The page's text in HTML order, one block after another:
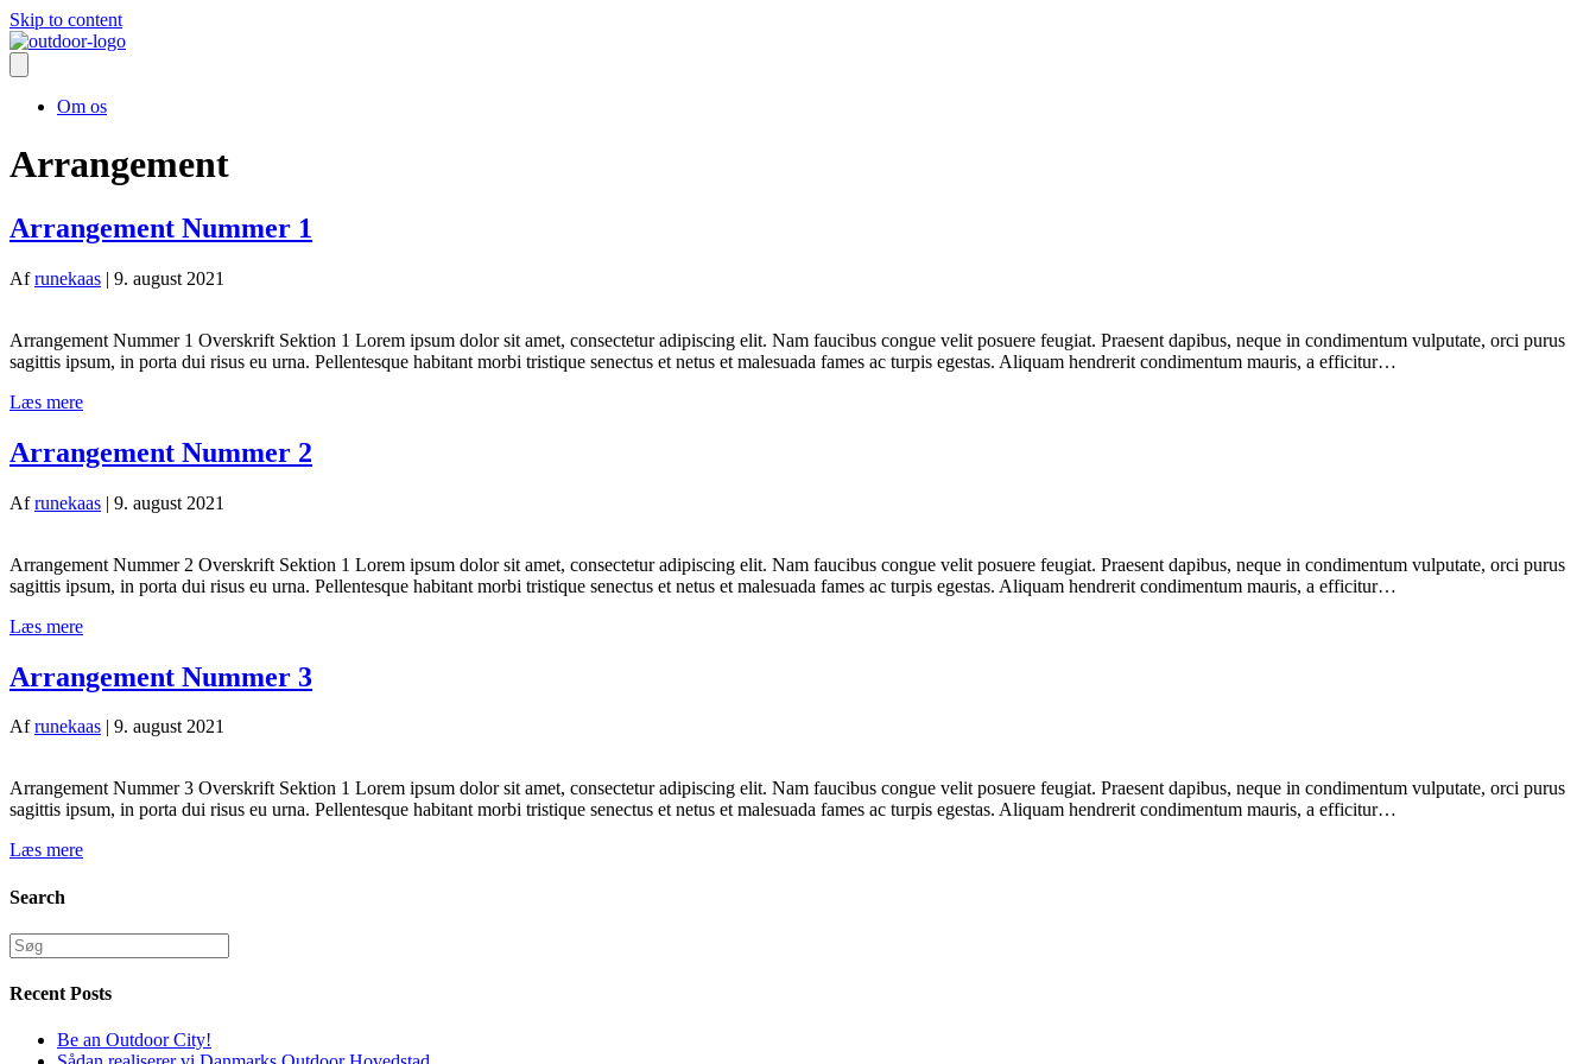
Skip to content
Om os
Arrangement
Arrangement Nummer 1
Afrunekaas | 9. august 2021
Arrangement Nummer 1 Overskrift Sektion 1 Lorem ipsum dolor sit amet, consectetur adipiscing elit. Nam faucibus congue velit posuere feugiat. Praesent dapibus, neque in condimentum vulputate, orci purus
sagittis ipsum, in porta dui risus eu urna. Pellentesque habitant morbi tristique senectus et netus et malesuada fames ac turpis egestas. Aliquam hendrerit condimentum mauris, a efficitur…
Læs mere
Arrangement Nummer 2
Afrunekaas | 9. august 2021
Arrangement Nummer 2 Overskrift Sektion 1 Lorem ipsum dolor sit amet, consectetur adipiscing elit. Nam faucibus congue velit posuere feugiat. Praesent dapibus, neque in condimentum vulputate, orci purus
sagittis ipsum, in porta dui risus eu urna. Pellentesque habitant morbi tristique senectus et netus et malesuada fames ac turpis egestas. Aliquam hendrerit condimentum mauris, a efficitur…
Læs mere
Arrangement Nummer 3
Afrunekaas | 9. august 2021
Arrangement Nummer 3 Overskrift Sektion 1 Lorem ipsum dolor sit amet, consectetur adipiscing elit. Nam faucibus congue velit posuere feugiat. Praesent dapibus, neque in condimentum vulputate, orci purus
sagittis ipsum, in porta dui risus eu urna. Pellentesque habitant morbi tristique senectus et netus et malesuada fames ac turpis egestas. Aliquam hendrerit condimentum mauris, a efficitur…
Læs mere
Search
Recent Posts
Be an Outdoor City!